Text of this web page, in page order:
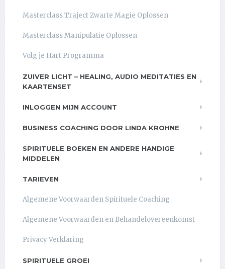
Masterclass Traject Zwarte Magie Oplossen
Masterclass Manipulatie Oplossen
Volg je Hart Programma
ZUIVER LICHT – HEALING, AUDIO MEDITATIES EN
KAARTENSET
INLOGGEN MIJN ACCOUNT
BUSINESS COACHING DOOR LINDA KROHNE
SPIRITUELE BOEKEN EN ANDERE HANDIGE
MIDDELEN
TARIEVEN
Algemene Voorwaarden Spirituele Coaching
Algemene Voorwaarden en Behandelovereenkomst
Privacy Verklaring
SPIRITUELE GROEI